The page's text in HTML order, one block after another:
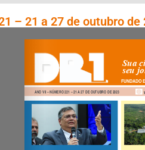
– 21 a 27 de outubro de